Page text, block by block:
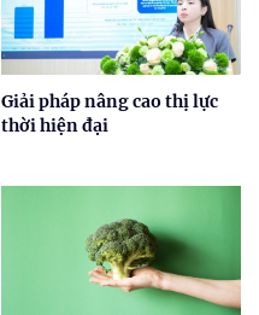
Giải pháp nâng cao thị lực
thời hiện đại